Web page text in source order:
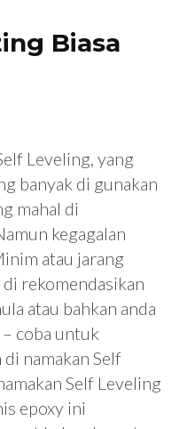
Biasa
Leveling, yang
banyak di gunakan
mahal di
kegagalan
atau jarang
rekomendasikan
atau bahkan anda
coba untuk
namakan Self
Self Leveling
epoxy ini